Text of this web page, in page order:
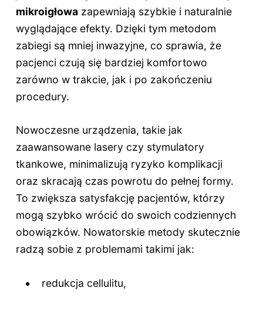
mikroigłowazapewniają szybkie i naturalnie
wyglądające efekty. Dzięki tym metodom
zabiegi są mniej inwazyjne, co sprawia, że
pacjenci czują się bardziej komfortowo
zarówno w trakcie, jak i po zakończeniu
procedury.
Nowoczesne urządzenia, takie jak
zaawansowane lasery czy stymulatory
tkankowe, minimalizują ryzyko komplikacji
oraz skracają czas powrotu do pełnej formy.
To zwiększa satysfakcję pacjentów, którzy
mogą szybko wrócić do swoich codziennych
obowiązków. Nowatorskie metody skutecznie
radzą sobie z problemami takimi jak:
redukcja cellulitu,